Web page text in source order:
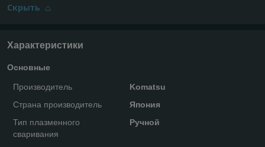
Скрыть
Характеристики
Основные
Производитель
Komatsu
Страна производитель
Япония
Тип плазменного
сваривания
Ручной